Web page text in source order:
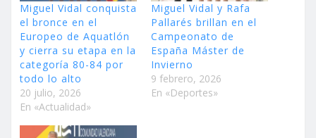
Miguel Vidal conquista
el bronce en el
Europeo de Aquatlón
y cierra su etapa en la
categoría 80-84 por
todo lo alto
20 julio, 2026
En «Actualidad»
Miguel Vidal y Rafa
Pallarés brillan en el
Campeonato de
España Máster de
Invierno
9 febrero, 2026
En «Deportes»